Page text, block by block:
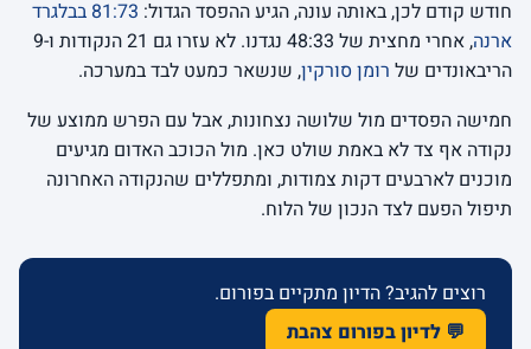
חודש קודם לכן, באותה עונה, הגיע ההפסד הגדול:
81:73 בבלגרד
ארנה
, אחרי מחצית של 48:33 נגדנו. לא עזרו גם 21 הנקודות ו-9
הריבאונדים של רומן סורקין, שנשאר כמעט לבד במערכה.
חמישה הפסדים מול שלושה נצחונות, אבל עם הפרש ממוצע של
נקודה אף צד לא באמת שולט כאן. מול הכוכב האדום מגיעים
מוכנים לארבעים דקות צמודות, ומתפללים שהנקודה האחרונה
תיפול הפעם לצד הנכון של הלוח.
רוצים להגיב? הדיון מתקיים בפורום.
💬 לדיון בפורום צהבת